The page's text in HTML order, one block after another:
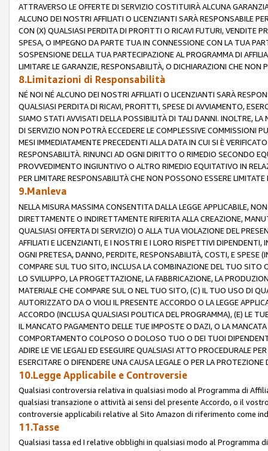
ATTRAVERSO LE OFFERTE DI SERVIZIO COSTITUIRÀ ALCUNA
ALCUNO DEI NOSTRI AFFILIATI O LICENZIANTI SARÀ RESPONSABILE
CON (X) QUALSIASI PERDITA DI PROFITTI O RICAVI FUTURI, VENDITE
SPESA, O IMPEGNO DA PARTE TUA IN CONNESSIONE CON LA TUA
SOSPENSIONE DELLA TUA PARTECIPAZIONE AL PROGRAMMA DI
LIMITARE LE GARANZIE, RESPONSABILITÀ, O DICHIARAZIONI CHE NON
8.Limitazioni di Responsabilità
NÉ NOI NÉ ALCUNO DEI NOSTRI AFFILIATI O LICENZIANTI SARÀ
QUALSIASI PERDITA DI RICAVI, PROFITTI, SPESE DI AVVIAMENTO,
SIAMO STATI AVVISATI DELLA POSSIBILITÀ DI TALI DANNI. INOLTRE,
DI SERVIZIO NON POTRÀ ECCEDERE LE COMPLESSIVE COMMISSIONI
MESI IMMEDIATAMENTE PRECEDENTI ALLA DATA IN CUI SI È
RESPONSABILITÀ. RINUNCI AD OGNI DIRITTO O RIMEDIO SECONDO
PROVVEDIMENTO INGIUNTIVO O ALTRO RIMEDIO EQUITATIVO IN
PER LIMITARE RESPONSABILITÀ CHE NON POSSONO ESSERE LIMITATE
9.Manleva
NELLA MISURA MASSIMA CONSENTITA DALLA LEGGE APPLICABILE,
DIRETTAMENTE O INDIRETTAMENTE RIFERITA ALLA CREAZIONE,
QUALSIASI OFFERTA DI SERVIZIO) O ALLA TUA VIOLAZIONE DEL
AFFILIATI E LICENZIANTI, E I NOSTRI E I LORO RISPETTIVI
OGNI PRETESA, DANNO, PERDITE, RESPONSABILITÀ, COSTI, E SPESE
COMPARE SUL TUO SITO, INCLUSA LA COMBINAZIONE DEL TUO SITO
LO SVILUPPO, LA PROGETTAZIONE, LA FABBRICAZIONE, LA
MATERIALE CHE COMPARE SUL O NEL TUO SITO, (C) IL TUO USO DI
AUTORIZZATO DA O VIOLI IL PRESENTE ACCORDO O LA LEGGE
ACCORDO (INCLUSA QUALSIASI POLITICA DEL PROGRAMMA), (E) LE
IL MANCATO PAGAMENTO DELLE TUE IMPOSTE O DAZI, O LA
COMPORTAMENTO COLPOSO O DOLOSO TUO O DEI TUOI
ADIRE LE VIE LEGALI ED ESEGUIRE QUALSIASI ATTO PROCEDURALE
ESERCITARE O DIFENDERE UNA CAUSA LEGALE O PER LA
10.Legge Applicabile e Controversie
Qualsiasi controversia relativa in qualsiasi modo al Programma di
qualsiasi transazione o attività ai sensi del presente Accordo, o il
controversie applicabili relative al Sito Amazon di riferimento come
11.Tasse
Qualsiasi tassa ed I relative obblighi in qualsiasi modo al